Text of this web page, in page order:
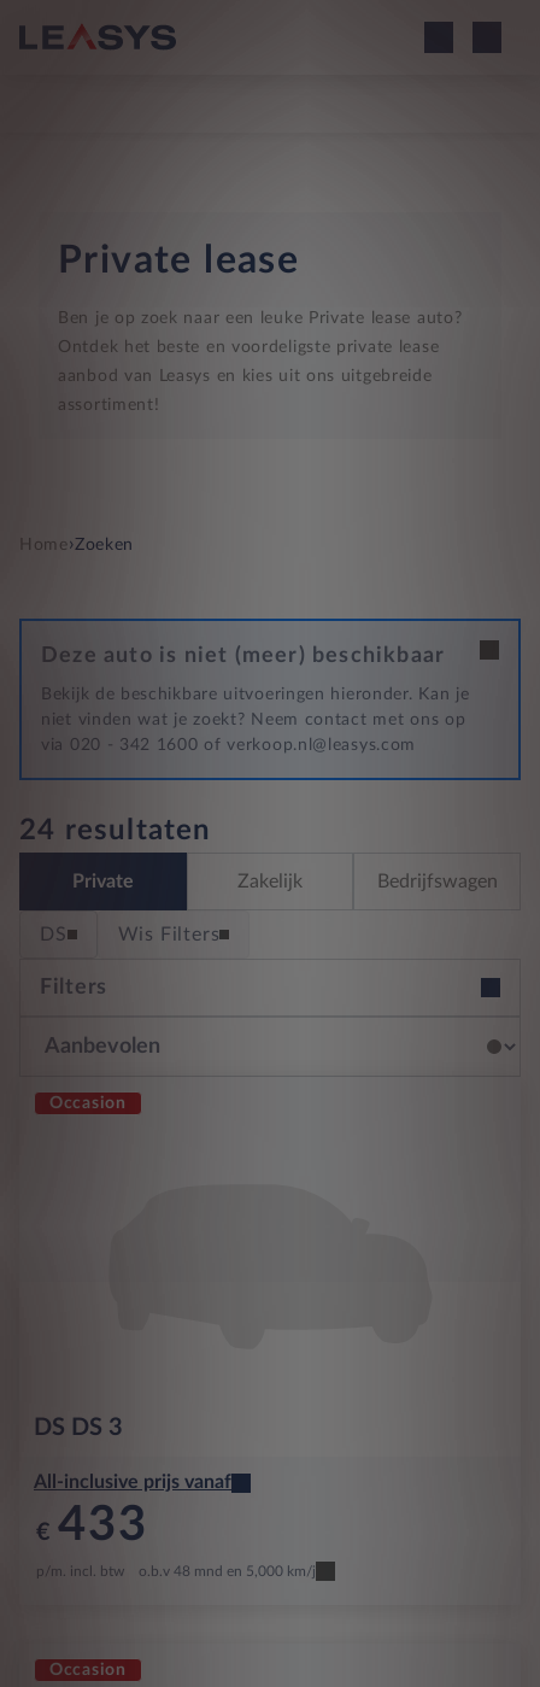
Private lease
Ben je op zoek naar een leuke Private lease auto?
Ontdek het beste en voordeligste private lease
aanbod van Leasys en kies uit ons uitgebreide
assortiment!
Home›Zoeken
Deze auto is niet (meer) beschikbaar
Bekijk de beschikbare uitvoeringen hieronder. Kan je
niet vinden wat je zoekt? Neem contact met ons op
via 020 - 342 1600 of verkoop.nl@leasys.com
24 resultaten
Private Zakelijk Bedrijfswagen
DS Wis Filters
Filters
Occasion
DS DS 3
All-inclusive prijs vanaf
€ 433
p/m. incl. btw o.b.v 48 mnd en 5,000 km/j
Occasion